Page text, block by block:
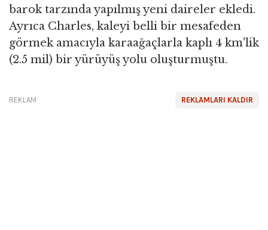
barok tarzında yapılmış yeni daireler ekledi.
Ayrıca Charles, kaleyi belli bir mesafeden
görmek amacıyla karaağaçlarla kaplı 4 km'lik
(2.5 mil) bir yürüyüş yolu oluşturmuştu.
REKLAMLARI KALDIR
REKLAM